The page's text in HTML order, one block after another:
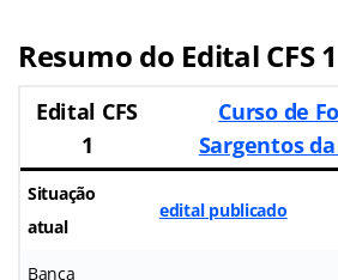
Resumo do Edital CFS 1
Edital CFS
1
Curso de
Sargentos
Situação
atual
edital publicado
Banca